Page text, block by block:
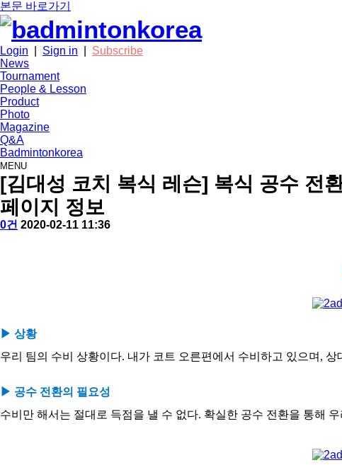
본문 바로가기
Login Sign in
Subscribe
News
Tournament
People & Lesson
Product
Photo
Magazine
Q&A
Badmintonkorea
MENU
people
[김대성 코치 복식 레슨] 복식 공수 전
페이지 정보
작
배
댓
0건 작
2020-02-11 11:36
▶ 상황
우리 팀의 수비 상황이다. 내가 코트 오른편에서 수비하고 있으며,
​▶ 공수 전환의 필요성
수비만 해서는 절대로 득점을 낼 수 없다. 확실한 공수 전환을 통해